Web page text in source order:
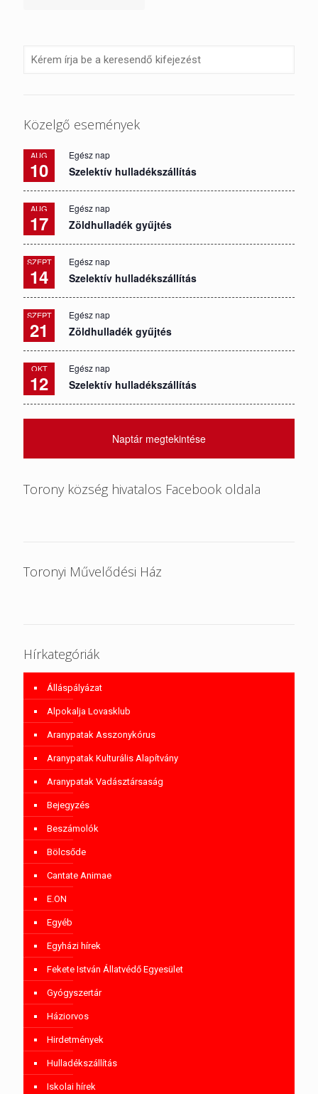
Közelgő események
AUG
10
Egész nap
Szelektív hulladékszállítás
AUG
17
Egész nap
Zöldhulladék gyűjtés
SZEPT
14
Egész nap
Szelektív hulladékszállítás
SZEPT
21
Egész nap
Zöldhulladék gyűjtés
OKT
12
Egész nap
Szelektív hulladékszállítás
Naptár megtekintése
Torony község hivatalos Facebook oldala
Toronyi Művelődési Ház
Hírkategóriák
Álláspályázat
Alpokalja Lovasklub
Aranypatak Asszonykórus
Aranypatak Kulturális Alapítvány
Aranypatak Vadásztársaság
Bejegyzés
Beszámolók
Bölcsőde
Cantate Animae
E.ON
Egyéb
Egyházi hírek
Fekete István Állatvédő Egyesület
Gyógyszertár
Háziorvos
Hirdetmények
Hulladékszállítás
Iskolai hírek